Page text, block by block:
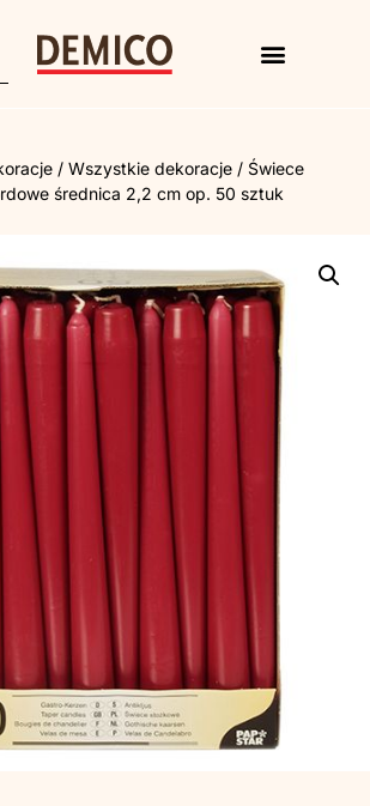
/ Wszystkie dekoracje / Świece
średnica 2,2 cm op. 50 sztuk